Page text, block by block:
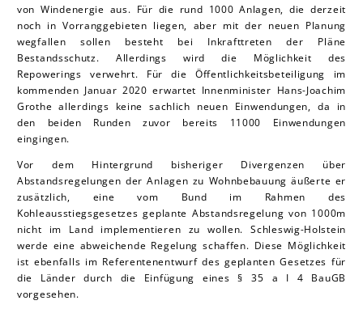
von Windenergie aus. Für die rund 1000 Anlagen, die derzeit
noch in Vorranggebieten liegen, aber mit der neuen Planung
wegfallen sollen besteht bei Inkrafttreten der Pläne
Bestandsschutz. Allerdings wird die Möglichkeit des
Repowerings verwehrt. Für die Öffentlichkeitsbeteiligung im
kommenden Januar 2020 erwartet Innenminister Hans-Joachim
Grothe allerdings keine sachlich neuen Einwendungen, da in
den beiden Runden zuvor bereits 11000 Einwendungen
eingingen.
Vor dem Hintergrund bisheriger Divergenzen über
Abstandsregelungen der Anlagen zu Wohnbebauung äußerte er
zusätzlich, eine vom Bund im Rahmen des
Kohleausstiegsgesetzes geplante Abstandsregelung von 1000m
nicht im Land implementieren zu wollen. Schleswig-Holstein
werde eine abweichende Regelung schaffen. Diese Möglichkeit
ist ebenfalls im Referentenentwurf des geplanten Gesetzes für
die Länder durch die Einfügung eines § 35 a I 4 BauGB
vorgesehen.